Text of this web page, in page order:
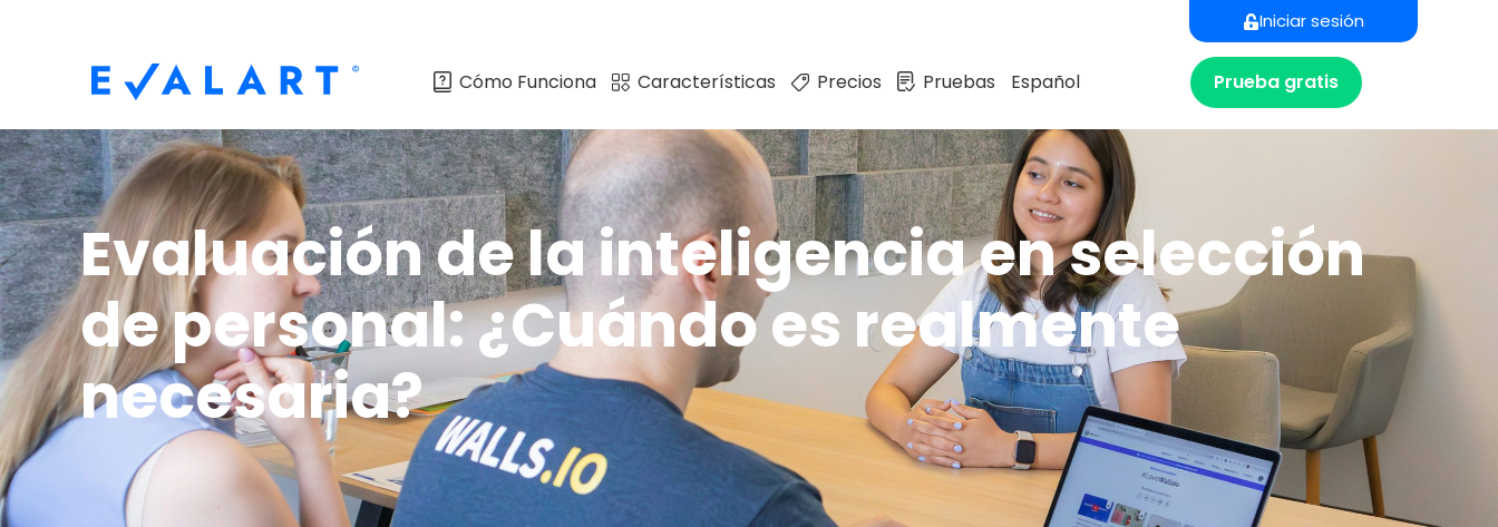
Iniciar sesión
Cómo Funciona Características Precios Pruebas Español Prueba gratis
Evaluación de la inteligencia en selección
de personal: ¿Cuándo es realmente
necesaria?